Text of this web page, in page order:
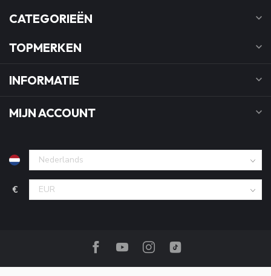
CATEGORIEËN
TOPMERKEN
INFORMATIE
MIJN ACCOUNT
€